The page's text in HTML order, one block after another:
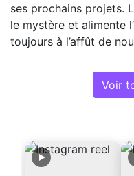
ses prochains projets.
le mystère et alimente
toujours à l’affût de
Voir